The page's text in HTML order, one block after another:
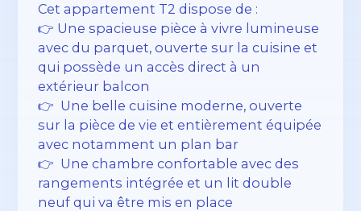
Cet appartement T2 dispose de :
👉 Une spacieuse pièce à vivre lumineuse
avec du parquet, ouverte sur la cuisine et
qui possède un accès direct à un
extérieur balcon
👉 Une belle cuisine moderne, ouverte
sur la pièce de vie et entièrement équipée
avec notamment un plan bar
👉 Une chambre confortable avec des
rangements intégrée et un lit double
neuf qui va être mis en place